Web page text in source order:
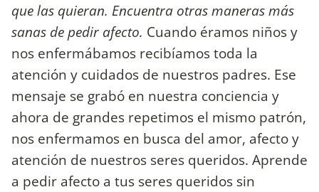
que las quieran. Encuentra otras maneras más
sanas de pedir afecto. Cuando éramos niños y
nos enfermábamos recibíamos toda la
atención y cuidados de nuestros padres. Ese
mensaje se grabó en nuestra conciencia y
ahora de grandes repetimos el mismo patrón,
nos enfermamos en busca del amor, afecto y
atención de nuestros seres queridos. Aprende
a pedir afecto a tus seres queridos sin